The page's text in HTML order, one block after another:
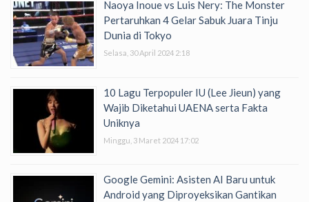
Naoya Inoue vs Luis Nery: The Monster
Pertaruhkan 4 Gelar Sabuk Juara Tinju
Dunia di Tokyo
Selasa, 30 April 2024 2:18
10 Lagu Terpopuler IU (Lee Jieun) yang
Wajib Diketahui UAENA serta Fakta
Uniknya
Minggu, 3 Maret 2024 17:02
Google Gemini: Asisten AI Baru untuk
Android yang Diproyeksikan Gantikan